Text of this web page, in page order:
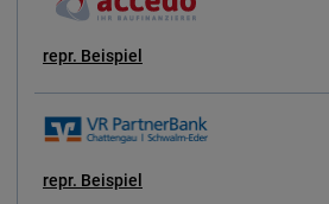
repr. Beispiel
repr. Beispiel